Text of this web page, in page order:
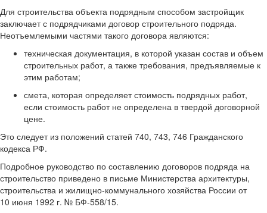
Для строительства объекта подрядным способом застройщик
заключает с подрядчиками договор строительного подряда.
Неотъемлемыми частями такого договора являются:
техническая документация, в которой указан состав и объем
строительных работ, а также требования, предъявляемые к
этим работам;
смета, которая определяет стоимость подрядных работ,
если стоимость работ не определена в твердой договорной
цене.
Это следует из положений статей 740, 743, 746 Гражданского
кодекса РФ.
Подробное руководство по составлению договоров подряда на
строительство приведено в письме Министерства архитектуры,
строительства и жилищно-коммунального хозяйства России от
10 июня 1992 г. № БФ-558/15.